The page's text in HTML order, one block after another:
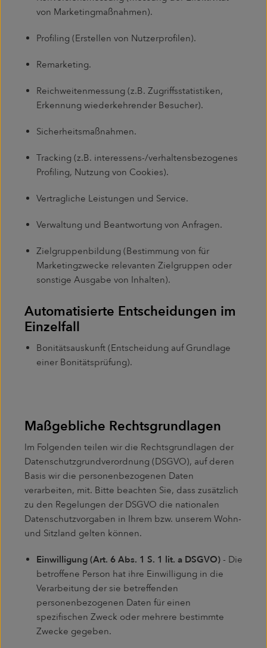
von Marketingmaßnahmen).
Profiling (Erstellen von Nutzerprofilen).
Remarketing.
Reichweitenmessung (z.B. Zugriffsstatistiken,
Erkennung wiederkehrender Besucher).
Sicherheitsmaßnahmen.
Tracking (z.B. interessens-/verhaltensbezogenes
Profiling, Nutzung von Cookies).
Vertragliche Leistungen und Service.
Verwaltung und Beantwortung von Anfragen.
Zielgruppenbildung (Bestimmung von für
Marketingzwecke relevanten Zielgruppen oder
sonstige Ausgabe von Inhalten).
Automatisierte Entscheidungen im
Einzelfall
Bonitätsauskunft (Entscheidung auf Grundlage
einer Bonitätsprüfung).
Maßgebliche Rechtsgrundlagen
Im Folgenden teilen wir die Rechtsgrundlagen der
Datenschutzgrundverordnung (DSGVO), auf deren
Basis wir die personenbezogenen Daten
verarbeiten, mit. Bitte beachten Sie, dass zusätzlich
zu den Regelungen der DSGVO die nationalen
Datenschutzvorgaben in Ihrem bzw. unserem Wohn-
und Sitzland gelten können.
Einwilligung (Art. 6 Abs. 1 S. 1 lit. a DSGVO) - Die
betroffene Person hat ihre Einwilligung in die
Verarbeitung der sie betreffenden
personenbezogenen Daten für einen
spezifischen Zweck oder mehrere bestimmte
Zwecke gegeben.